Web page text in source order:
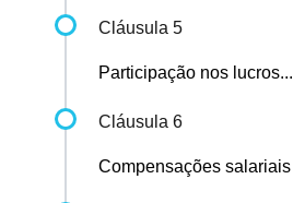
Cláusula 5
Participação nos lucros...
Cláusula 6
Compensações salariais